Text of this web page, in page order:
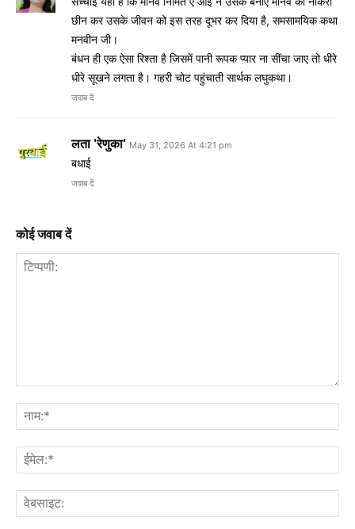
छीन कर उसके जीवन को इस तरह दूभर कर दिया है, समसामयिक कथा
मनवीन जी।
बंधन ही एक ऐसा रिश्ता है जिसमें पानी रूपक प्यार ना सींचा जाए तो धीरे
धीरे सूखने लगता है। गहरी चोट पहुंचाती सार्थक लघुकथा।
जवाब दें
लता 'रेणुका' May 31, 2026 At 4:21 pm
बधाई
जवाब दें
कोई जवाब दें